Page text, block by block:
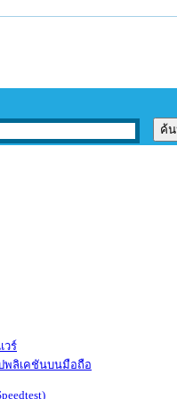
วร์
พลิเคชันบนมือถือ